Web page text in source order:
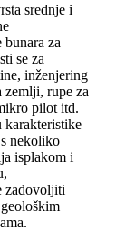
srednje i
bunara za
se za
inženjering
zemlji, rupe za
pilot itd.
karakteristike
nekoliko
isplakom i
zadovoljiti